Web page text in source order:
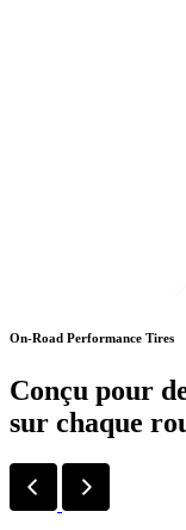
On-Road Performance Tires
Conçu pour
sur chaque